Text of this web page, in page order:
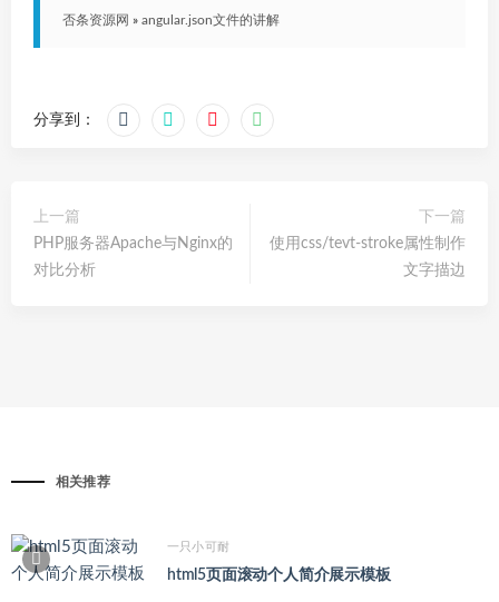
否条资源网 » angular.json文件的讲解
分享到：
上一篇
PHP服务器Apache与Nginx的
对比分析
下一篇
使用css/tevt-stroke属性制作
文字描边
相关推荐
一只小可耐
html5页面滚动个人简介展示模板